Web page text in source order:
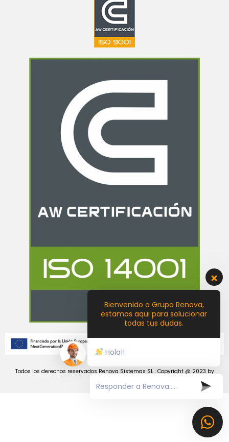
Todos los derechos reservados Renova Sistemas SL . Copyright @ 2023 by
Bienvenido a Grupo Renova,
estamos aqui para solucionar
todas tus dudas.
Hola!!